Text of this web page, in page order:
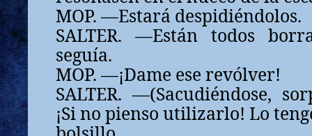
MOP. —Estará despidiéndolos.
SALTER. —Están todos
seguía.
MOP. —¡Dame ese revólver!
SALTER. —(Sacudiéndose,
¡Si no pienso utilizarlo! Lo